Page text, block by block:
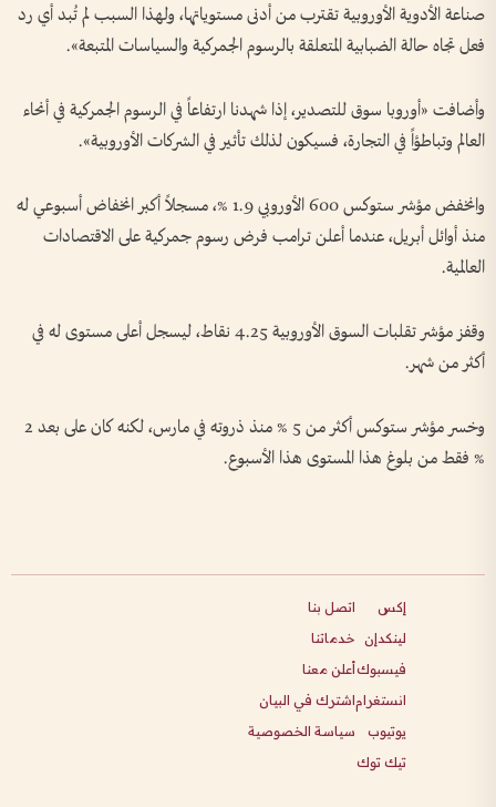
صناعة الأدوية الأوروبية تقترب من أدنى مستوياتها، ولهذا السبب لم تُبد أي رد
فعل تجاه حالة الضبابية المتعلقة بالرسوم الجمركية والسياسات المتبعة».
وأضافت «أوروبا سوق للتصدير، إذا شهدنا ارتفاعاً في الرسوم الجمركية في أنحاء
العالم وتباطؤاً في التجارة، فسيكون لذلك تأثير في الشركات الأوروبية».
وانخفض مؤشر ستوكس 600 الأوروبي 1.9 %، مسجلاً أكبر انخفاض أسبوعي له
منذ أوائل أبريل، عندما أعلن ترامب فرض رسوم جمركية على الاقتصادات
العالمية.
وقفز مؤشر تقلبات السوق الأوروبية 4.25 نقاط، ليسجل أعلى مستوى له في
أكثر من شهر.
وخسر مؤشر ستوكس أكثر من 5 % منذ ذروته في مارس، لكنه كان على بعد 2
% فقط من بلوغ هذا المستوى هذا الأسبوع.
إكس
لينكدإن
فيسبوك
انستغرام
يوتيوب
تيك توك
اتصل بنا
خدماتنا
أعلن معنا
اشترك في البيان
سياسة الخصوصية